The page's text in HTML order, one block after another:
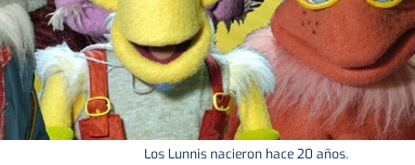
Los Lunnis nacieron hace 20 años.